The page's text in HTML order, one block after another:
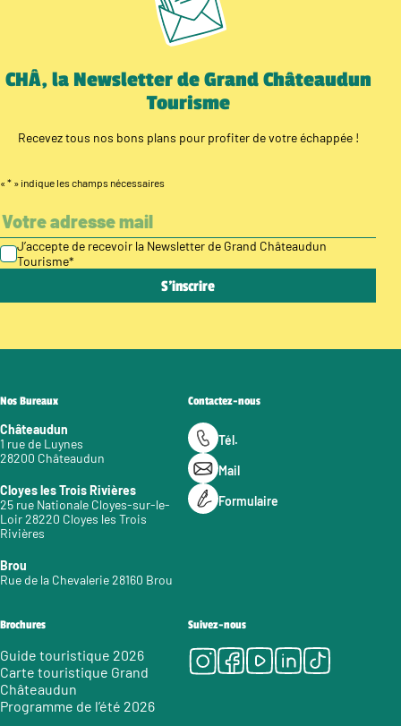
CHÂ, la Newsletter de Grand Châteaudun
Tourisme
Recevez tous nos bons plans pour profiter de votre échappée !
« * » indique les champs nécessaires
J’accepte de recevoir la Newsletter de Grand Châteaudun
Tourisme*
Nos Bureaux
Châteaudun
1 rue de Luynes
28200 Châteaudun
Cloyes les Trois Rivières
25 rue Nationale Cloyes-sur-le-
Loir 28220 Cloyes les Trois
Rivières
Brou
Rue de la Chevalerie 28160 Brou
Contactez-nous
Tél.
Mail
Formulaire
Brochures
Guide touristique 2026
Carte touristique Grand
Châteaudun
Programme de l’été 2026
Suivez-nous
Instagram
Facebook
Youtube
LinkedIn
Tiktok